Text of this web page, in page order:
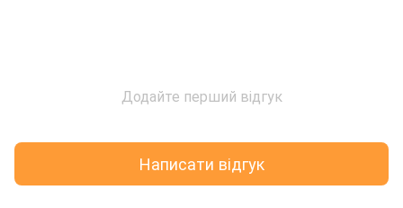
Додайте перший відгук
Написати відгук